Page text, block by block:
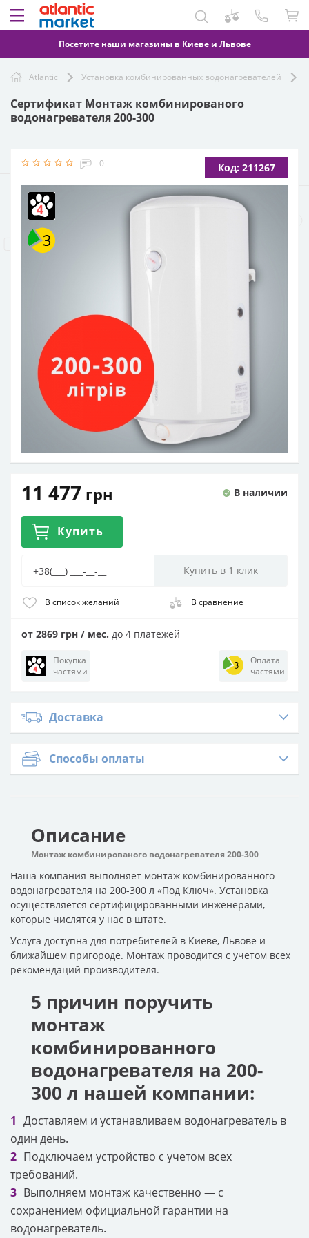
Посетите наши магазины в Киеве и Львове
Atlantic Установка комбинированных водонагревателей
Сертификат Монтаж комбинированого
водонагревателя 200-300
0 Код: 211267
В наличии
11 477 грн
Купить
В список желаний В сравнение
от 2869 грн / мес. до 4 платежей
Покупка
частями
Оплата
частями
Доставка
Способы оплаты
Описание
Монтаж комбинированого водонагревателя 200-300
Наша компания выполняет монтаж комбинированного
водонагревателя на 200-300 л «Под Ключ». Установка
осуществляется сертифицированными инженерами,
которые числятся у нас в штате.
Услуга доступна для потребителей в Киеве, Львове и
ближайшем пригороде. Монтаж проводится с учетом всех
рекомендаций производителя.
5 причин поручить
монтаж
комбинированного
водонагревателя на 200-
300 л нашей компании:
Доставляем и устанавливаем водонагреватель в
один день.
Подключаем устройство с учетом всех
требований.
Выполняем монтаж качественно — с
сохранением официальной гарантии на
водонагреватель.